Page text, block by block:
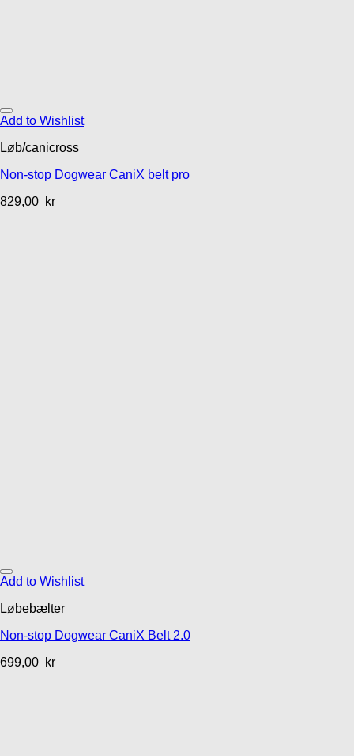
Add to Wishlist
Løb/canicross
Non-stop Dogwear CaniX belt pro
829,00 kr
Add to Wishlist
Løbebælter
Non-stop Dogwear CaniX Belt 2.0
699,00 kr